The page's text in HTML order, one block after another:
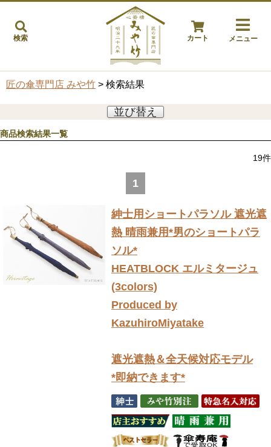
検索 カート メニュー
匠の傘専門店 みや竹 > 検索結果
並び替え
商品検索結果一覧
19件
1
紳士用ショートパラソル 遮光遮
熱 晴雨兼用*男のショートパラ
ソル*
HEATBLOCK エルミタージュ
(3colors)
Produced by
KazuhiroMiyatake
遮光遮熱＆全天候対応モデル
*即納できます*